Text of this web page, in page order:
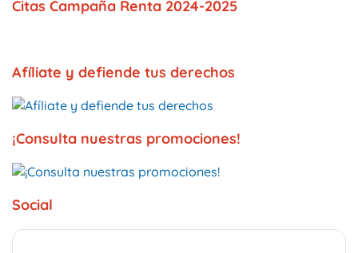
Citas Campaña Renta 2024-2025
Afíliate y defiende tus derechos
¡Consulta nuestras promociones!
Social